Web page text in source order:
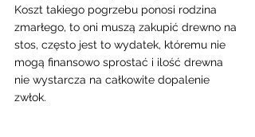
Koszt takiego pogrzebu ponosi rodzina
zmarłego, to oni muszą zakupić drewno na
stos, często jest to wydatek, któremu nie
mogą finansowo sprostać i ilość drewna
nie wystarcza na całkowite dopalenie
zwłok.